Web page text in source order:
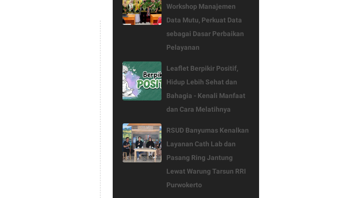
Workshop Manajemen
Data Mutu, Perkuat Data
sebagai Dasar Perbaikan
Pelayanan
Leaflet Berpikir Positif,
Hidup Lebih Sehat dan
Bahagia - Kenali Manfaat
dan Cara Melatihnya
RSUD Banyumas Kenalkan
Layanan Cath Lab dan
Pasang Ring Jantung
Lewat Warung Tarsun RRI
Purwokerto